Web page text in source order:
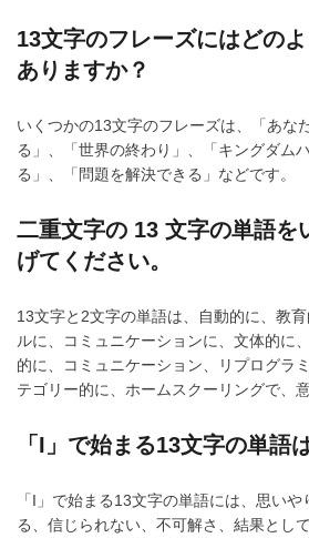
13文字のフレーズにはどの
ありますか？
いくつかの13文字のフレーズは、「あな
る」、「世界の終わり」、「キングダム
る」、「問題を解決できる」などです。
二重文字の 13 文字の単語を
げてください。
13文字と2文字の単語は、自動的に、教
ルに、コミュニケーションに、文体的に
的に、コミュニケーション、リプログラ
テゴリー的に、ホームスクーリングで、
「I」で始まる13文字の単語
「I」で始まる13文字の単語には、思い
る、信じられない、不可解さ、結果とし